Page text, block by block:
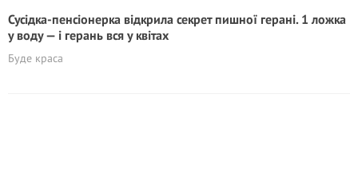
Сусідка-пенсіонерка відкрила секрет пишної герані. 1 ложка
у воду — і герань вся у квітах
Буде краса